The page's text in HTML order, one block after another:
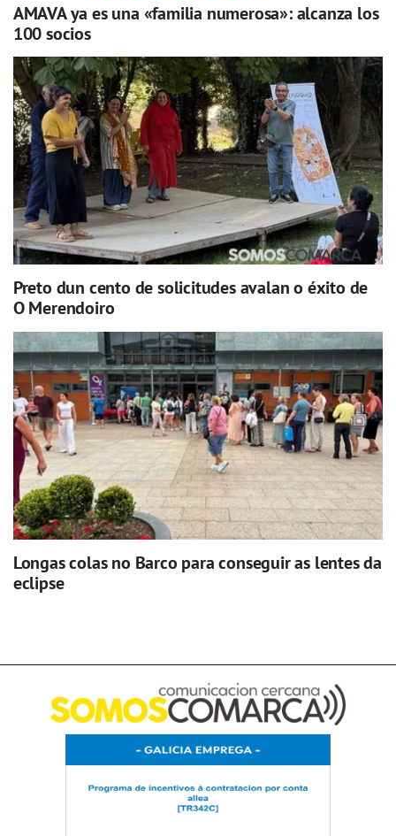
AMAVA ya es una «familia numerosa»: alcanza los
100 socios
Preto dun cento de solicitudes avalan o éxito de
O Merendoiro
Longas colas no Barco para conseguir as lentes da
eclipse